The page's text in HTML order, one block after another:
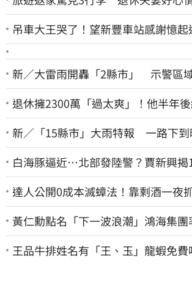
吊車大王哭了！望新豐車站感謝憶起
新／大雷雨開轟「2縣市」 示警區
退休擁2300萬「過太爽」！他半年
新／「15縣市」大雨特報 一路下到
白海豚逼近…北部發陸警？賈新興揭
達人公開0成本滅蟑法！靠剩酒一夜
黃仁勳點名「下一波浪潮」鴻海集
股這族群全面噴出
王品牛排姓名有「王、玉」龍蝦免費